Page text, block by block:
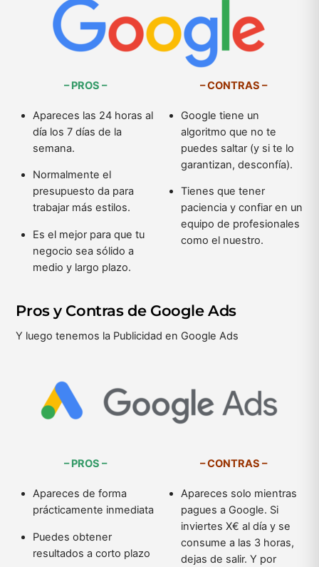
– PROS –
Apareces las 24 horas al
día los 7 días de la
semana.
Normalmente el
presupuesto da para
trabajar más estilos.
Es el mejor para que tu
negocio sea sólido a
medio y largo plazo.
– CONTRAS –
Google tiene un
algoritmo que no te
puedes saltar (y si te lo
garantizan, desconfía).
Tienes que tener
paciencia y confiar en un
equipo de profesionales
como el nuestro.
Pros y Contras de Google Ads
Y luego tenemos la Publicidad en Google Ads
– PROS –
Apareces de forma
prácticamente inmediata
Puedes obtener
resultados a corto plazo
– CONTRAS –
Apareces solo mientras
pagues a Google. Si
inviertes X€ al día y se
consume a las 3 horas,
dejas de salir. Y por